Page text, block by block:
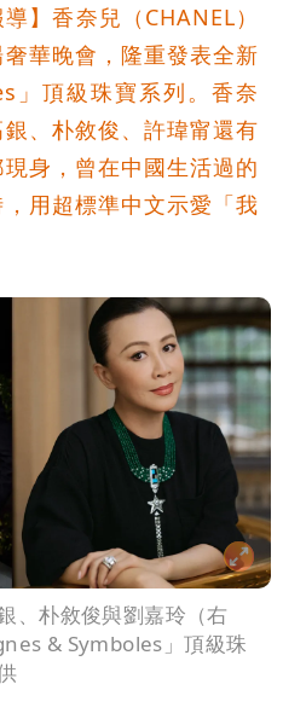
】香奈兒（CHANEL）
華晚會，隆重發表全新
」頂級珠寶系列。香奈
、朴敘俊、許瑋甯還有
身，曾在中國生活過的
用超標準中文示愛「我
、朴敘俊與劉嘉玲（右
& Symboles」頂級珠